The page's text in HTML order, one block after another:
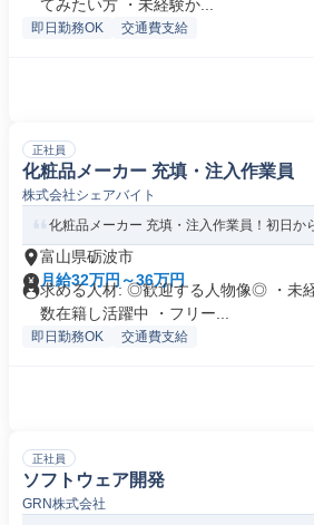
てみたい方 ・未経験か...
即日勤務OK 交通費支給
正社員
化粧品メーカー 充填・注入作業員
株式会社シェアバイト
化粧品メーカー 充填・注入作業員！初日か
富山県砺波市
月給32万円～36万円
求める人材: ◎歓迎する人物像◎ ・未
数在籍し活躍中 ・フリー...
即日勤務OK 交通費支給
正社員
ソフトウェア開発
GRN株式会社